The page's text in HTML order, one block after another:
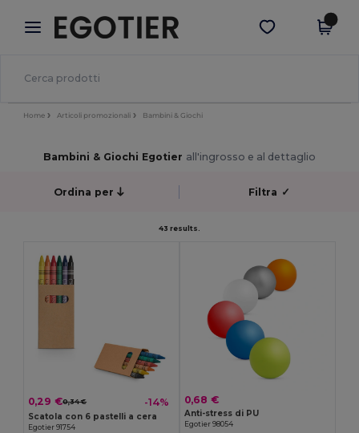
× App Egotier
Prezzi migliori sull'app!
Scarica app
Home Articoli promozionali Bambini & Giochi
Bambini & Giochi Egotier all'ingrosso e al dettaglio
Ordina per Filtra ✓
43 results.
0,29 €0,34 € -14%
Scatola con 6 pastelli a cera
Egotier 91754
0,68 €
Anti-stress di PU
Egotier 98054